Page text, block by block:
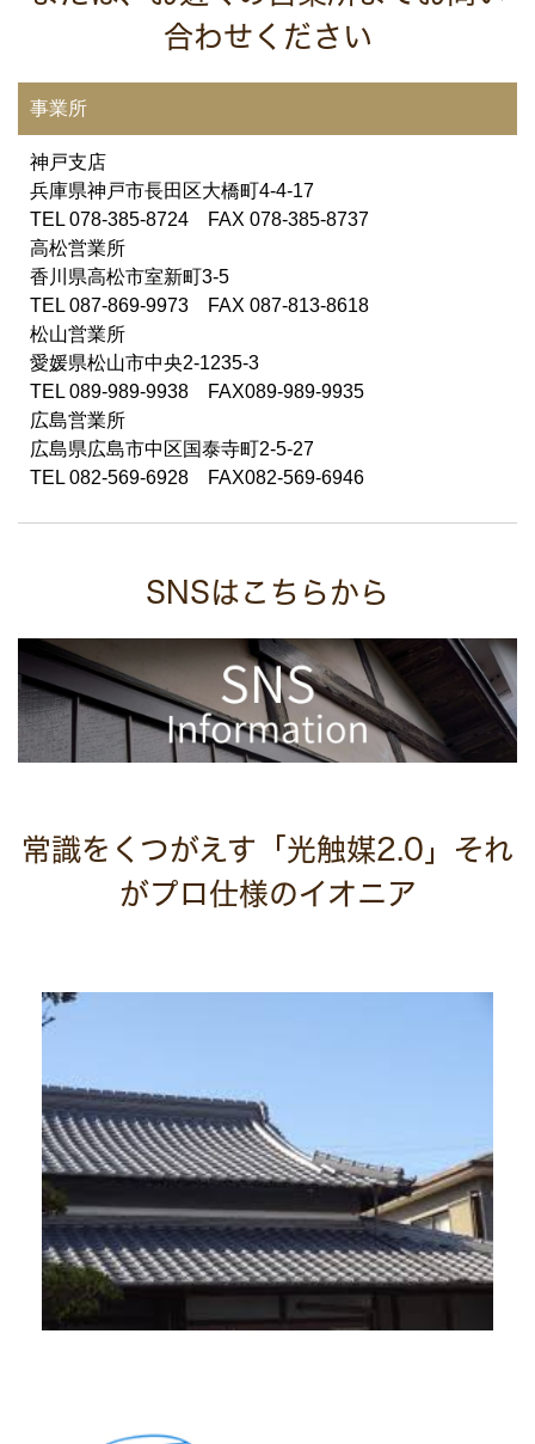
合わせください
事業所
神戸支店
兵庫県神戸市長田区大橋町4-4-17
TEL 078-385-8724 FAX 078-385-8737
高松営業所
香川県高松市室新町3-5
TEL 087-869-9973 FAX 087-813-8618
松山営業所
愛媛県松山市中央2-1235-3
TEL 089-989-9938 FAX089-989-9935
広島営業所
広島県広島市中区国泰寺町2-5-27
TEL 082-569-6928 FAX082-569-6946
SNSはこちらから
常識をくつがえす「光触媒2.0」それ
がプロ仕様のイオニア